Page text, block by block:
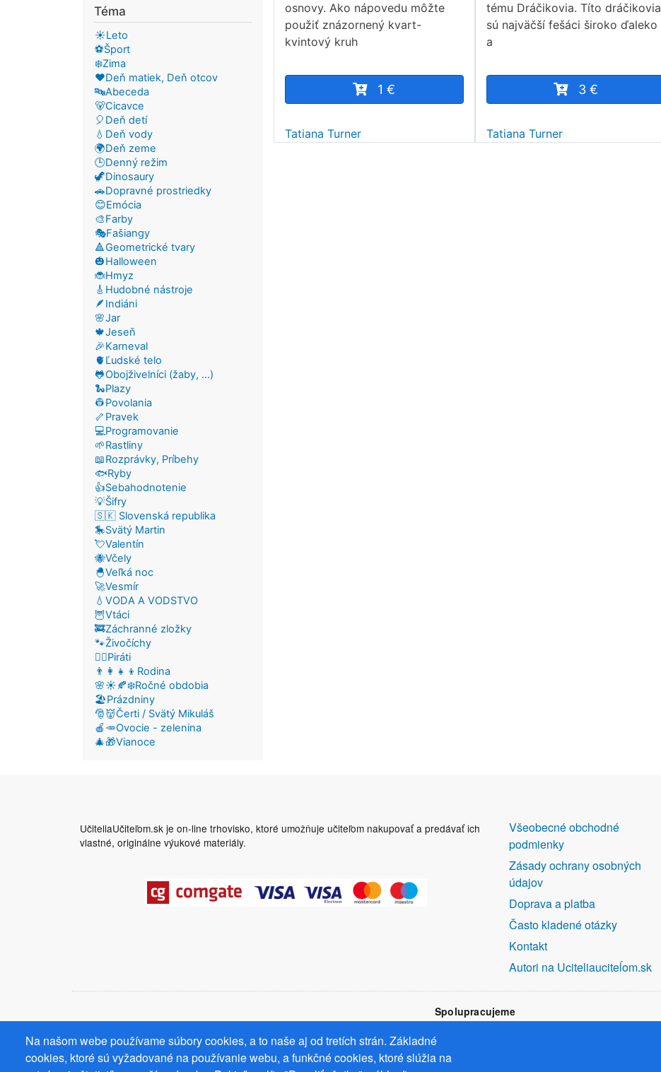
osnovy. Ako nápovedu môžte
použiť znázornený kvart-
kvintový kruh
1 €
Tatiana Turner
tému Dráčikovia. Títo dráčikovia
sú najväčší fešáci široko ďaleko
a
3 €
Tatiana Turner
Téma
☀️Leto
⚽Šport
❄️Zima
❤️Deň matiek, Deň otcov
🔤Abeceda
🐻Cicavce
🎈Deň detí
💧Deň vody
🌍Deň zeme
🕒Denný režim
🦖Dinosaury
🚗Dopravné prostriedky
😊Emócia
🎨Farby
🎭Fašiangy
🔺Geometrické tvary
🎃Halloween
🐞Hmyz
🎸Hudobné nástroje
🪶Indiáni
🌸Jar
🍁Jeseň
🎉Karneval
🫀Ľudské telo
🐸Obojživelníci (žaby, ...)
🐍Plazy
👷Povolania
🦴Pravek
💻Programovanie
🌱Rastliny
📖Rozprávky, Príbehy
🐟Ryby
👍Sebahodnotenie
💡Šifry
🇸🇰 Slovenská republika
🎠Svätý Martin
💘Valentín
🐝Včely
🐣Veľká noc
🚀Vesmír
💧VODA A VODSTVO
🦉Vtáci
🚒Záchranné zložky
🐾Živočíchy
🏴‍☠️Piráti
👨‍👩‍👧‍👦Rodina
🌸☀️🍂❄️Ročné obdobia
🏖️Prázdniny
🎅👹Čerti / Svätý Mikuláš
🍎🥕Ovocie - zelenina
🎄🎁Vianoce
UčiteliaUčiteľom.sk je on-line trhovisko, ktoré umožňuje učiteľom nakupovať a predávať ich
vlastné, originálne výukové materiály.
Na našom webe používame súbory cookies, a to naše aj od tretích strán. Základné
cookies, ktoré sú vyžadované na používanie webu, a funkčné cookies, ktoré slúžia na
DALŠÍ
ODKAZY
Všeobecné obchodné
podmienky
Zásady ochrany osobných
údajov
Doprava a platba
Často kladené otázky
Kontakt
Autori na Uciteliauciteĺom.sk
Spolupracujeme